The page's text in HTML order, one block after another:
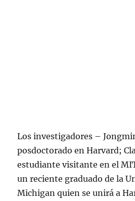
Los investigadores –
posdoctorado en Harvard;
estudiante visitante en el
un reciente graduado de la
Michigan quien se unirá a